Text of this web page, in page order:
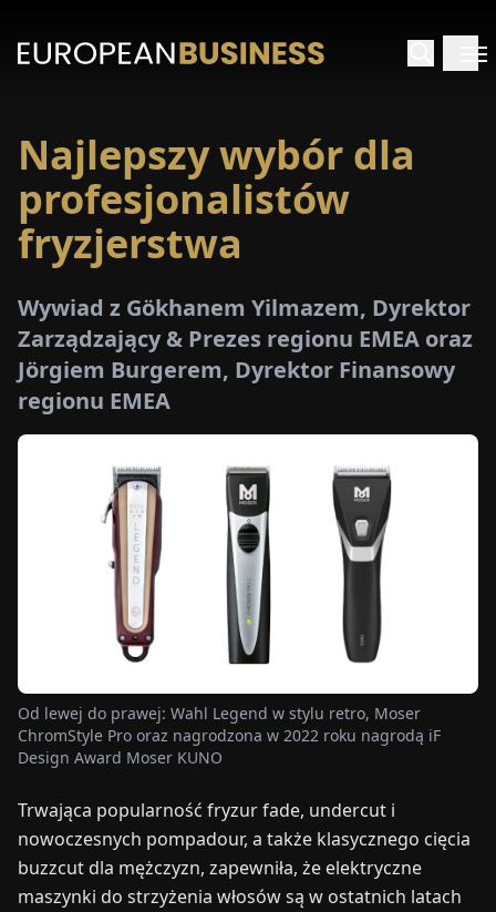
ENDEFRESITNLPLHU
SKONTAKTUJ
SIĘ
Z
NAMI
Najlepszy wybór dla
profesjonalistów
fryzjerstwa
Wywiad z Gökhanem Yilmazem, Dyrektor
Zarządzający & Prezes regionu EMEA oraz
Jörgiem Burgerem, Dyrektor Finansowy
regionu EMEA
Od lewej do prawej: Wahl Legend w stylu retro, Moser
ChromStyle Pro oraz nagrodzona w 2022 roku nagrodą iF
Design Award Moser KUNO
Trwająca popularność fryzur fade, undercut i
nowoczesnych pompadour, a także klasycznego cięcia
buzzcut dla mężczyzn, zapewniła, że elektryczne
maszynki do strzyżenia włosów są w ostatnich latach